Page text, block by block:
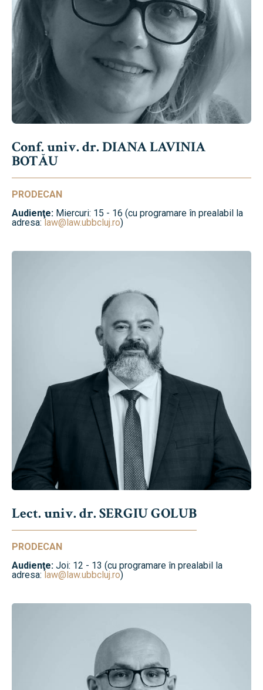
Conf. univ. dr. DIANA LAVINIA
BOTĂU
PRODECAN
Audienţe: Miercuri: 15 - 16 (cu programare în prealabil la
adresa: law@law.ubbcluj.ro)
Lect. univ. dr. SERGIU GOLUB
PRODECAN
Audienţe: Joi: 12 - 13 (cu programare în prealabil la
adresa:law@law.ubbcluj.ro)